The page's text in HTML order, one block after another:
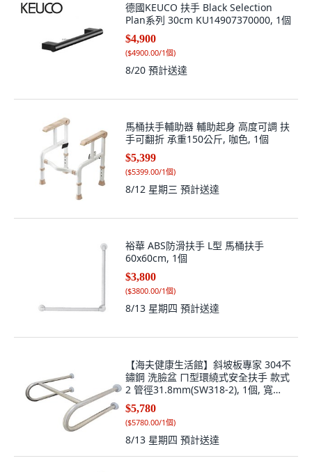
德國KEUCO 扶手 Black Selection
Plan系列 30cm KU14907370000, 1個
$4,900
($4900.00/1個)
8/20 預計送達
馬桶扶手輔助器 輔助起身 高度可調 扶
手可翻折 承重150公斤, 咖色, 1個
$5,399
($5399.00/1個)
8/12 星期三 預計送達
裕華 ABS防滑扶手 L型 馬桶扶手
60x60cm, 1個
$3,800
($3800.00/1個)
8/13 星期四 預計送達
【海夫健康生活館】斜坡板專家 304不
鏽鋼 洗臉盆 ㄇ型環繞式安全扶手 款式
2 管徑31.8mm(SW318-2), 1個, 寬
59cm(SW318-2-59)
$5,780
($5780.00/1個)
8/13 星期四 預計送達